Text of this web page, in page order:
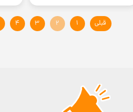
قبلی ۱ ۲ ۳ ۴